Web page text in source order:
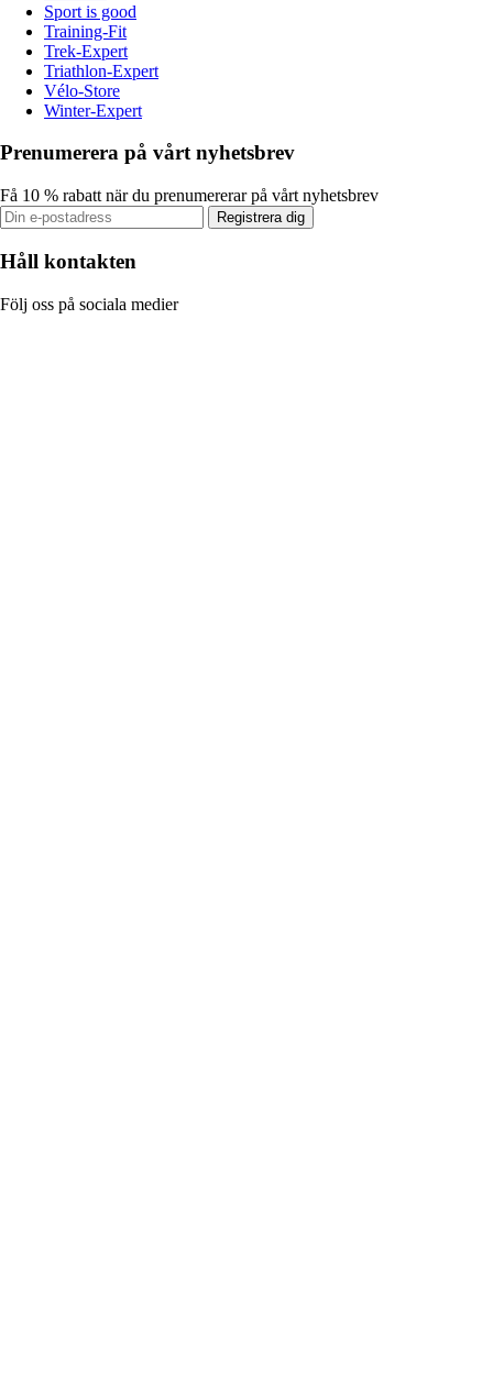
Sport is good
Training-Fit
Trek-Expert
Triathlon-Expert
Vélo-Store
Winter-Expert
Prenumerera på vårt nyhetsbrev
Få 10 % rabatt när du prenumererar på vårt nyhetsbrev
Registrera dig
Håll kontakten
Följ oss på sociala medier